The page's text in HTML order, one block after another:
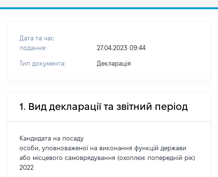
Дата та час
подання:
27.04.2023 09:44
Тип документа: Декларація
1. Вид декларації та звітний період
Кандидата на посаду
особи, уповноваженої на виконання функцій держави
або місцевого самоврядування (охоплює попередній рік)
2022